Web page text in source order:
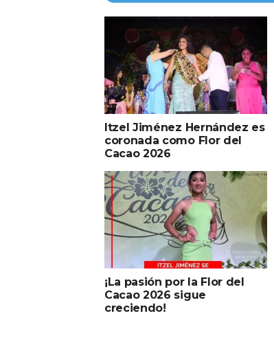
Itzel Jiménez Hernández es
coronada como Flor del
Cacao 2026
¡La pasión por la Flor del
Cacao 2026 sigue
creciendo!